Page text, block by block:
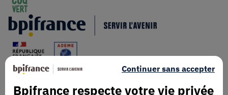
Mentions Légales
Bpifrance respecte votre vie privée
Continuer sans accepter